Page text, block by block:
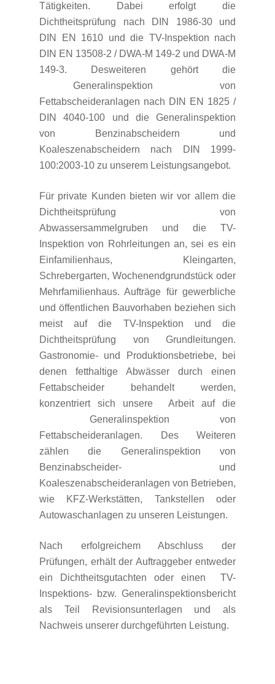
Tätigkeiten. Dabei erfolgt die
Dichtheitsprüfung nach DIN 1986-30 und
DIN EN 1610 und die TV-Inspektion nach
DIN EN 13508-2 / DWA-M 149-2 und DWA-M
149-3. Desweiteren gehört die
Generalinspektion von
Fettabscheideranlagen nach DIN EN 1825 /
DIN 4040-100 und die Generalinspektion
von Benzinabscheidern und
Koaleszenabscheidern nach DIN 1999-
100:2003-10 zu unserem Leistungsangebot.
Für private Kunden bieten wir vor allem die
Dichtheitsprüfung von
Abwassersammelgruben und die TV-
Inspektion von Rohrleitungen an, sei es ein
Einfamilienhaus, Kleingarten,
Schrebergarten, Wochenendgrundstück oder
Mehrfamilienhaus. Aufträge für gewerbliche
und öffentlichen Bauvorhaben beziehen sich
meist auf die TV-Inspektion und die
Dichtheitsprüfung von Grundleitungen.
Gastronomie- und Produktionsbetriebe, bei
denen fetthaltige Abwässer durch einen
Fettabscheider behandelt werden,
konzentriert sich unsere Arbeit auf die
Generalinspektion von
Fettabscheideranlagen. Des Weiteren
zählen die Generalinspektion von
Benzinabscheider- und
Koaleszenabscheideranlagen von Betrieben,
wie KFZ-Werkstätten, Tankstellen oder
Autowaschanlagen zu unseren Leistungen.
Nach erfolgreichem Abschluss der
Prüfungen, erhält der Auftraggeber entweder
ein Dichtheitsgutachten oder einen TV-
Inspektions- bzw. Generalinspektionsbericht
als Teil Revisionsunterlagen und als
Nachweis unserer durchgeführten Leistung.